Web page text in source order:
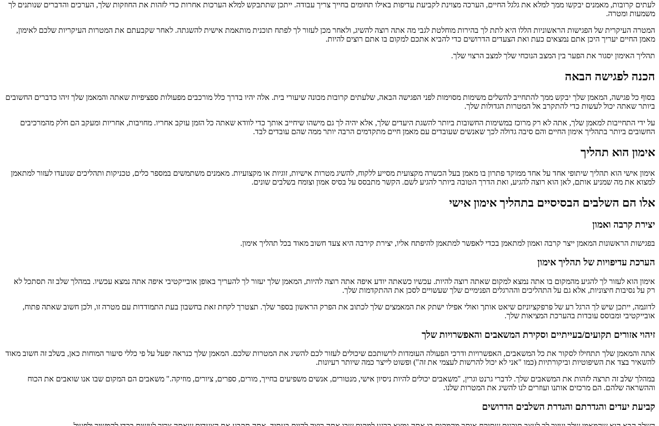
לעתים קרובות, מאמנים יבקשו ממך למלא את גלגל החיים, הערכה מצוינת לקביעת עדיפות באילו תחומים בחייך צריך עבודה. ייתכן שתתבקש למלא הערכות אחרות כדי לזהות את החוזקות שלך, הערכים והדברים שנותנים לך
משמעות ומטרה.
המטרה העיקרית של הפגישות הראשוניות הללו היא לתת לך בהירות מוחלטת לגבי מה אתה רוצה להשיג, ולאחר מכן לעזור לך לפתח תוכנית מותאמת אישית להשגתה. לאחר שקבעתם את המטרות העיקריות שלכם לאימון,
מאמן החיים יעריך היכן אתם נמצאים כעת ואת הצעדים הדרושים כדי להביא אתכם למקום בו אתם רוצים להיות.
תהליך האימון יסגור את הפער בין המצב הנוכחי שלך למצב הרצוי שלך.
הכנה לפגישה הבאה
בסוף כל פגישה, המאמן שלך יבקש ממך להתחייב להשלים משימות מסוימות לפני הפגישה הבאה, שלעתים קרובות מכונה שיעורי בית. אלה יהיו בדרך כלל מורכבים מפעולות ספציפיות שאתה והמאמן שלך זיהו כדברים החשובים
ביותר שאתה יכול לעשות כדי להתקרב אל המטרות הגדולות שלך.
על ידי התחייבות למאמן שלך, אתה לא רק מרוכז במשימות החשובות ביותר להשגת היעדים שלך, אלא יהיה לך גם מישהו שיחייב אותך כדי לוודא שאתה כל הזמן עוקב אחריו. מחויבות, אחריות ומעקב הם חלק מהמרכיבים
החשובים ביותר בתהליך אימון החיים והם סיבה גדולה לכך שאנשים שעובדים עם מאמן חיים מתקדמים הרבה יותר ממה שהם עובדים לבד.
אימון הוא תהליך
אימון אישי הוא תהליך שיתופי אחד על אחד ממוקד פתרון בו מאמן בעל הכשרה מקצועית מסייע ללקוח, להשיג מטרות אישיות, זוגיות או מקצועיות. מאמנים משתמשים במספר כלים, טכניקות ותהליכים שנועדו לעזור למתאמן
למצוא את מה שמניע אותם, לאן הוא רוצה להגיע, ואת הדרך הטובה ביותר להגיע לשם. הקשר מתבסס על בסיס אמון וצומח בשלבים שונים.
אלו הם השלבים הבסיסיים בתהליך אימון אישי
יצירת קרבה ואמון
בפגישות הראשונות המאמן ייצר קרבה ואמון למתאמן בכדי לאפשר למתאמן להיפתח אליו, יצירת קירבה היא צעד חשוב מאוד בכל תהליך אימון.
הערכת עדיפויות של תהליך אימון
אימון הוא לעזור לך להגיע מהמקום בו אתה נמצא למקום שאתה רוצה להיות. עכשיו כשאתה יודע איפה אתה רוצה להיות, המאמן שלך יעזור לך להעריך באופן אובייקטיבי איפה אתה נמצא עכשיו. במהלך שלב זה תסתכל לא
רק על נסיבות חיצוניות, אלא גם על התהליכים וההרגלים הפנימיים שלך שעשויים לסכן את ההתקדמות שלך.
לדוגמה, ייתכן שיש לך הרגל רע של פרפקציוניזם שיאט אותך ואולי אפילו ישתק את המאמצים שלך לכתוב את הפרק הראשון בספר שלך. תצטרך לקחת זאת בחשבון בעת התמודדות עם מטרה זו, ולכן חשוב שאתה פתוח,
אובייקטיבי ומבוסס עובדות בהערכת המציאות שלך.
זיהוי אזורים תקועים/בעייתיים וסקירת המשאבים והאפשרויות שלך
אתה והמאמן שלך תתחילו לסקור את כל המשאבים, האפשרויות ודרכי הפעולה העומדות לרשותכם שיכולים לעזור לכם להשיג את המטרות שלכם. המאמן שלך כנראה יפעל על פי כללי סיעור המוחות כאן, בשלב זה חשוב מאוד
להשאיר בצד את השיפוטיות וביקורתיות (כמו "אני לא יכול להרשות לעצמי את זה") ופשוט לייצר כמה שיותר רעיונות.
במהלך שלב זה תרצה לזהות את המשאבים שלך. לדברי גרנט וגרין, "משאבים יכולים להיות ניסיון אישי, מנטורים, אנשים משפיעים בחייך, מורים, ספרים, ציורים, מוזיקה." משאבים הם המקום שבו אנו שואבים את הכוח
וההשראה שלהם. הם מרכזים אותנו ועוזרים לנו להשיג את המטרות שלנו.
קביעת יעדים והגדרתם והגדרת השלבים הדרושים